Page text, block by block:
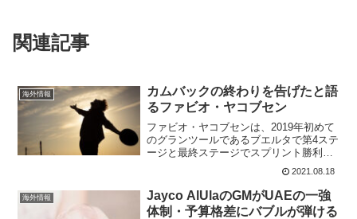
関連記事
海外情報
カムバックの終わりを告げたと語
るファビオ・ヤコブセン
ファビオ・ヤコブセンは、2019年初めて
のグランツールであるブエルタで第4ステ
ージと最終ステージでスプリント勝利を
あげた。実に2勝だ。2019年は、将来の
チームのエーススプリンターとして活躍
が期待された年でデビュー年の7勝から10
勝へと飛躍...
2021.08.18
海外情報
Jayco AlUlaのGMがUAEの一強
体制・予算格差にバブルが弾ける